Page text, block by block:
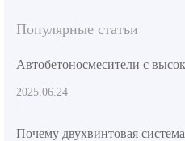
Популярные статьи
2025.06.24